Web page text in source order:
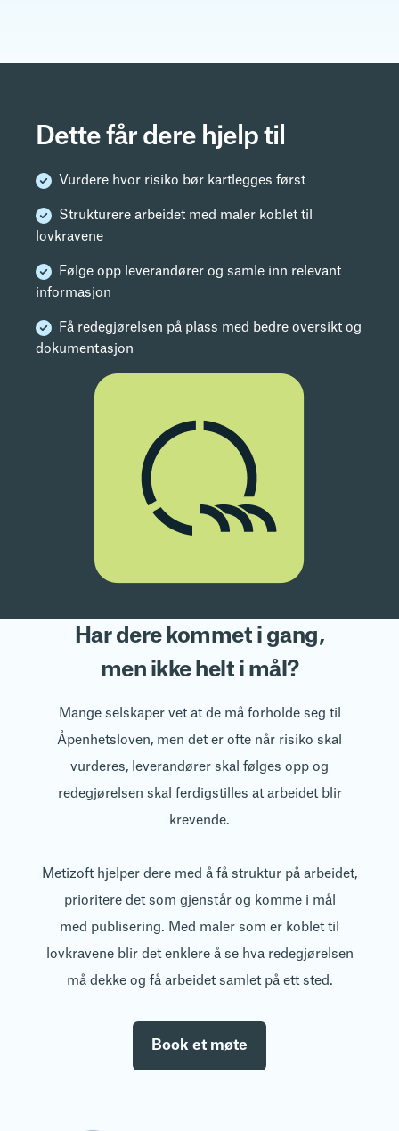
Dette får dere hjelp til
Vurdere hvor risiko bør kartlegges først
Strukturere arbeidet med maler koblet til
lovkravene
Følge opp leverandører og samle inn relevant
informasjon
Få redegjørelsen på plass med bedre oversikt og
dokumentasjon
Har dere kommet i gang,
men ikke helt i mål?
Mange selskaper vet at de må forholde seg til
Åpenhetsloven, men det er ofte når risiko skal
vurderes, leverandører skal følges opp og
redegjørelsen skal ferdigstilles at arbeidet blir
krevende.
Metizoft hjelper dere med å få struktur på arbeidet,
prioritere det som gjenstår og komme i mål
med publisering. Med maler som er koblet til
lovkravene blir det enklere å se hva redegjørelsen
må dekke og få arbeidet samlet på ett sted.
Book et møte